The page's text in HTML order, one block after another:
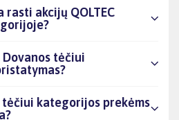
rasti akcijų QOLTEC
Dovanos tėčiui
tėčiui kategorijos prekėms